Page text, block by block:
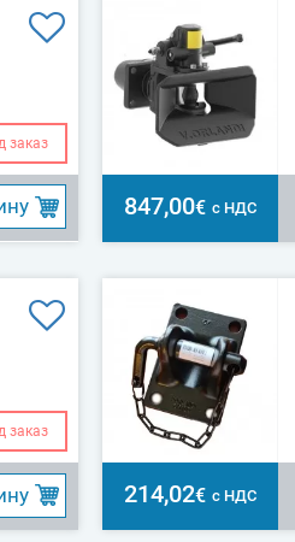
заказ
847,00€ с НДС
заказ
214,02€ с НДС